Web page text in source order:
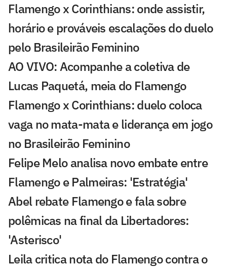
Flamengo x Corinthians: onde assistir,
horário e prováveis escalações do duelo
pelo Brasileirão Feminino
AO VIVO: Acompanhe a coletiva de
Lucas Paquetá, meia do Flamengo
Flamengo x Corinthians: duelo coloca
vaga no mata-mata e liderança em jogo
no Brasileirão Feminino
Felipe Melo analisa novo embate entre
Flamengo e Palmeiras: 'Estratégia'
Abel rebate Flamengo e fala sobre
polêmicas na final da Libertadores:
'Asterisco'
Leila critica nota do Flamengo contra o